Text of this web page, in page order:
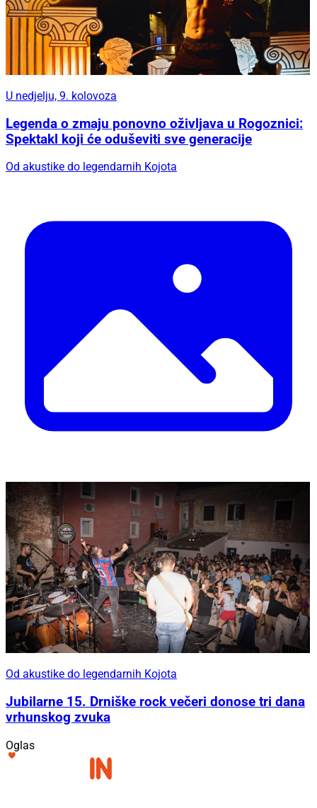
U nedjelju, 9. kolovoza
Legenda o zmaju ponovno oživljava u Rogoznici:
Spektakl koji će oduševiti sve generacije
Od akustike do legendarnih Kojota
Od akustike do legendarnih Kojota
Jubilarne 15. Drniške rock večeri donose tri dana
vrhunskog zvuka
Oglas